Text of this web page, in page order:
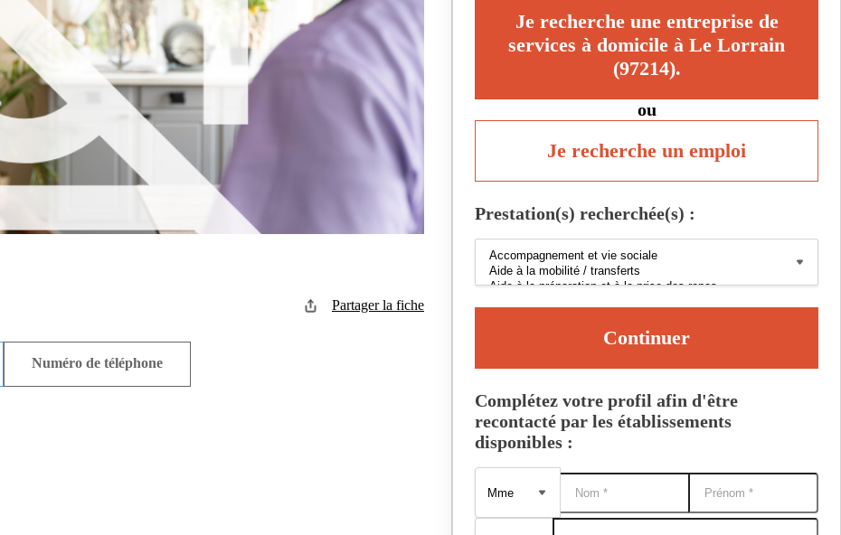
Partager la fiche
Numéro de téléphone
Je recherche une entreprise de
services à domicile à Le Lorrain
(97214).
ou
Je recherche un emploi
Prestation(s) recherchée(s) :
Continuer
Complétez votre profil afin d'être
recontacté par les établissements
disponibles :